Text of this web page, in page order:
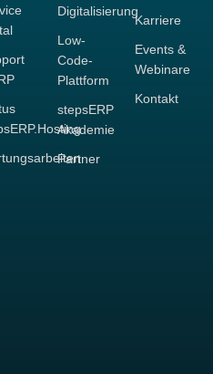
Digitalisierung
Low-
Code-
Plattform
stepsERP
Akademie
Partner
Karriere
Events &
Webinare
Kontakt